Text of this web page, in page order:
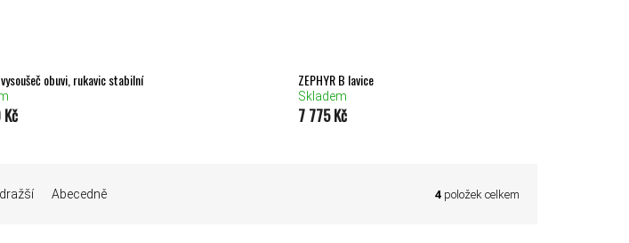
obuvi, rukavic stabilní ZEPHYR B lavice
Skladem
7 775 Kč
Abecedně 4 položek celkem